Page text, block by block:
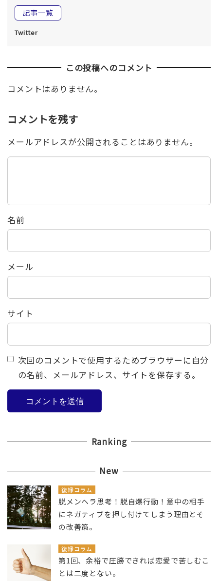
記事一覧
Twitter
この投稿へのコメント
コメントはありません。
コメントを残す
メールアドレスが公開されることはありません。
名前
メール
サイト
次回のコメントで使用するためブラウザーに自分
の名前、メールアドレス、サイトを保存する。
Ranking
New
復縁コラム
脱メンヘラ思考！脱自爆行動！意中の相手
にネガティブを押し付けてしまう理由とそ
の改善策。
復縁コラム
第1回、余裕で圧勝できれば恋愛で苦しむこ
とは二度とない。